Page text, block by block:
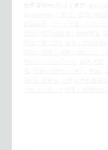
カテゴリー: タグ:
,
, ,
,
,
, ,
, , ,
,